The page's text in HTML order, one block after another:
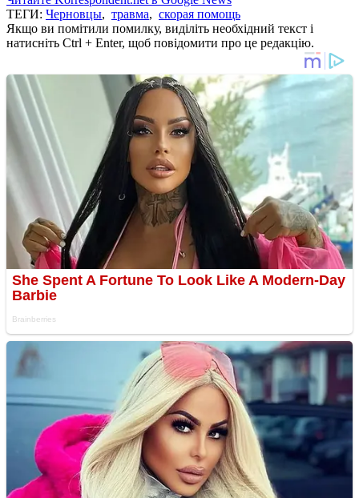
ТЕГИ: Черновцы, травма, скорая помощь
Якщо ви помітили помилку, виділіть необхідний текст і
натисніть Ctrl + Enter, щоб повідомити про це редакцію.